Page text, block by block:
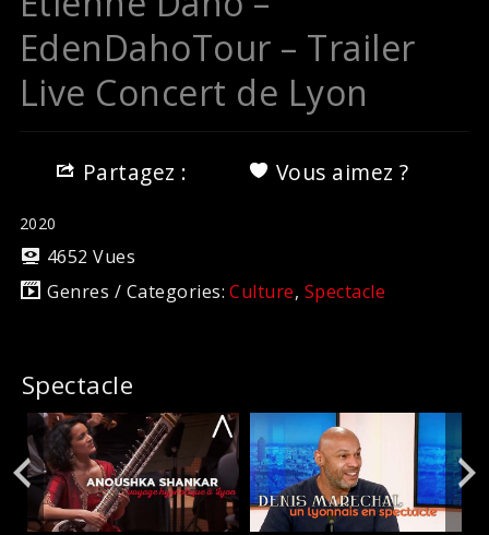
EdenDahoTour – Trailer
Live Concert de Lyon
Partagez : Vous aimez ?
2020
4652 Vues
Genres / Categories:Culture, Spectacle
Spectacle